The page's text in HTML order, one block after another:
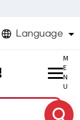
Language
M
E
N
U